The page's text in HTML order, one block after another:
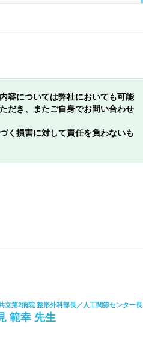
容については弊社においても可能
だき、またご自身でお問い合わせ
く損害に対して責任を負わないも
立第2病院 整形外科部長／人工関節センター長
範幸 先生